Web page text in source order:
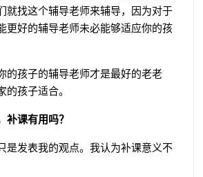
就找这个辅导老师来辅导，因为对于
更好的辅导老师未必能够适应你的孩
的孩子的辅导老师才是最好的老老
的孩子适合。
补课有用吗？
是发表我的观点。我认为补课意义不